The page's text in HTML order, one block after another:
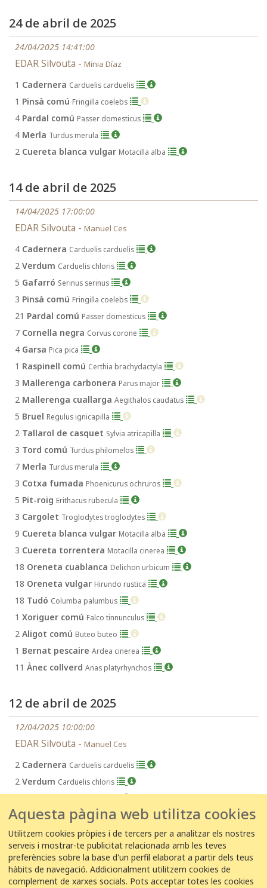
24 de abril de 2025
24/04/2025 14:41:00
EDAR Silvouta - Minia Díaz
1 Cadernera Carduelis carduelis
1 Pinsà comú Fringilla coelebs
4 Pardal comú Passer domesticus
4 Merla Turdus merula
2 Cuereta blanca vulgar Motacilla alba
14 de abril de 2025
14/04/2025 17:00:00
EDAR Silvouta - Manuel Ces
4 Cadernera Carduelis carduelis
2 Verdum Carduelis chloris
5 Gafarró Serinus serinus
3 Pinsà comú Fringilla coelebs
21 Pardal comú Passer domesticus
7 Cornella negra Corvus corone
4 Garsa Pica pica
1 Raspinell comú Certhia brachydactyla
3 Mallerenga carbonera Parus major
2 Mallerenga cuallarga Aegithalos caudatus
5 Bruel Regulus ignicapilla
2 Tallarol de casquet Sylvia atricapilla
3 Tord comú Turdus philomelos
7 Merla Turdus merula
3 Cotxa fumada Phoenicurus ochruros
5 Pit-roig Erithacus rubecula
3 Cargolet Troglodytes troglodytes
9 Cuereta blanca vulgar Motacilla alba
3 Cuereta torrentera Motacilla cinerea
18 Oreneta cuablanca Delichon urbicum
18 Oreneta vulgar Hirundo rustica
18 Tudó Columba palumbus
1 Xoriguer comú Falco tinnunculus
2 Aligot comú Buteo buteo
1 Bernat pescaire Ardea cinerea
11 Ànec collverd Anas platyrhynchos
12 de abril de 2025
12/04/2025 10:00:00
EDAR Silvouta - Manuel Ces
2 Cadernera Carduelis carduelis
2 Verdum Carduelis chloris
6Gafarró
1 2 3 ... 401 402 403 →
Ítems per pàgina
Aquesta pàgina web utilitza cookies
Utilitzem cookies pròpies i de tercers per a analitzar els nostres
serveis i mostrar-te publicitat relacionada amb les teves
preferències sobre la base d'un perfil elaborat a partir dels teus
hàbits de navegació. Addicionalment utilitzem cookies de
complement de xarxes socials. Pots acceptar totes les cookies